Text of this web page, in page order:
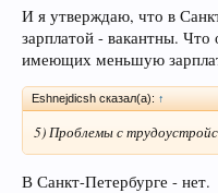
И я утверждаю, что в
зарплатой - вакантны. Что
имеющих меньшую
Eshnejdicsh сказал(а): ↑
5) Проблемы с
В Санкт-Петербурге - нет.